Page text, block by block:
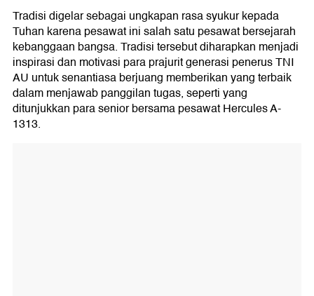
Tradisi digelar sebagai ungkapan rasa syukur kepada
Tuhan karena pesawat ini salah satu pesawat bersejarah
kebanggaan bangsa. Tradisi tersebut diharapkan menjadi
inspirasi dan motivasi para prajurit generasi penerus TNI
AU untuk senantiasa berjuang memberikan yang terbaik
dalam menjawab panggilan tugas, seperti yang
ditunjukkan para senior bersama pesawat Hercules A-
1313.